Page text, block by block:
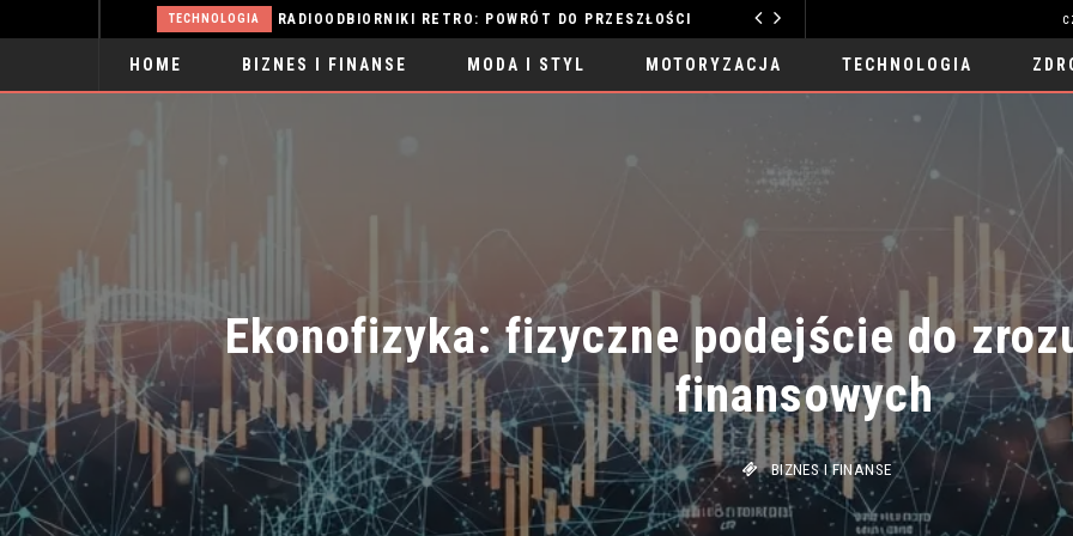
TECHNOLOGIA RADIOODBIORNIKI RETRO: POWRÓT DO PRZESZŁOŚCI
HOME BIZNES I FINANSE MODA I STYL MOTORYZACJA TECHNOLOGIA
Ekonofizyka: fizyczne podejście do
finansowych
BIZNES I FINANSE